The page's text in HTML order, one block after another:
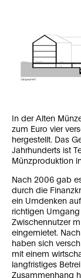
In der Alten
zum Euro vier
hergestellt. Das
Jahrhunderts ist
Münzproduktion
Nach 2006 gab
durch die
ein Umdenken
richtigen
Zwischennutzer
eingemietet.
haben sich
mit einem
langfristiges
Zusammenhang